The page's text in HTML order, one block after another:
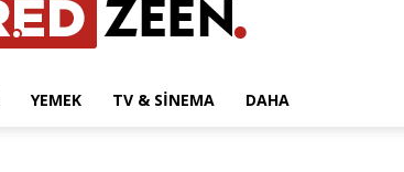
YEMEK TV & SINEMA DAHA